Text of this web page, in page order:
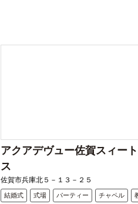
アクアデヴュー佐賀スィー
ス
佐賀市兵庫北５－１３－２５
結婚式 式場 パーティー チャペル